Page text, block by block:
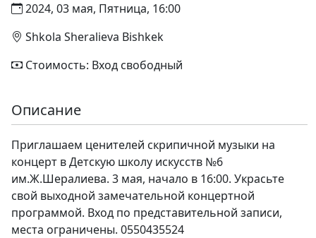
2024, 03 мая, Пятница, 16:00
Shkola Sheralieva Bishkek
Стоимость: Вход свободный
Описание
Приглашаем ценителей скрипичной музыки на
концерт в Детскую школу искусств №6
им.Ж.Шералиева. 3 мая, начало в 16:00. Украсьте
свой выходной замечательной концертной
программой. Вход по представительной записи,
места ограничены. 0550435524